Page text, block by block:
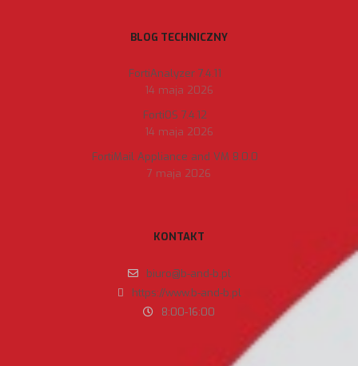
BLOG TECHNICZNY
FortiAnalyzer 7.4.11
14 maja 2026
FortiOS 7.4.12
14 maja 2026
FortiMail Appliance and VM 8.0.0
7 maja 2026
KONTAKT
biuro@b-and-b.pl
https://www.b-and-b.pl
8:00-16:00